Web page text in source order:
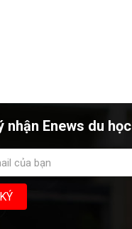
nhận Enews du học